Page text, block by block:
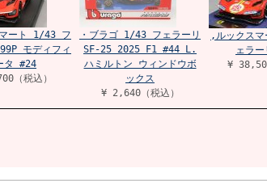
マート 1/43 フ
モディフィ
タ #24
（税込）
・ブラゴ 1/43 フェラーリ
SF-25 2025 F1 #44 L.
ハミルトン ウィンドウボ
ックス
¥ 2,640（税込）
,ルックス
ェラ
¥